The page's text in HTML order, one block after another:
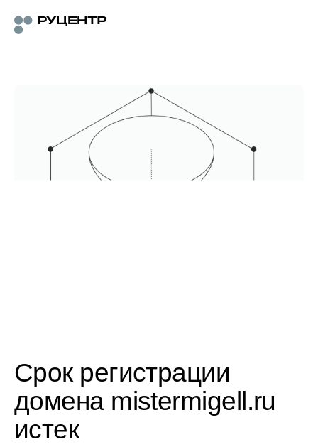
Срок регистрации
домена mistermigell.ru
истек